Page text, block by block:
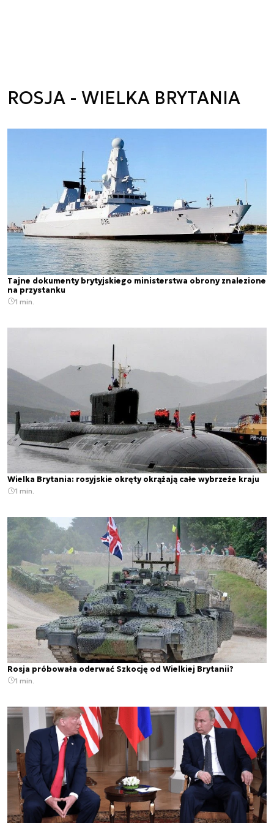
ROSJA - WIELKA BRYTANIA
Tajne dokumenty brytyjskiego ministerstwa obrony znalezione
na przystanku
1 min.
Wielka Brytania: rosyjskie okręty okrążają całe wybrzeże kraju
1 min.
Rosja próbowała oderwać Szkocję od Wielkiej Brytanii?
1 min.